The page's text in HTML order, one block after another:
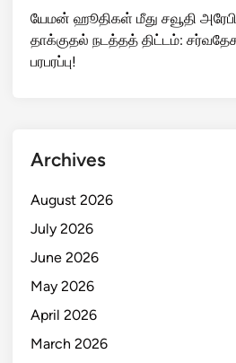
யேமன் ஹூதிகள் மீது சவூதி
தாக்குதல் நடத்தத் திட்டம்:
பரபரப்பு!
Archives
August 2026
July 2026
June 2026
May 2026
April 2026
March 2026